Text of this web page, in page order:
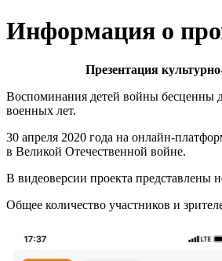
Информация о
Презентация
Воспоминания детей войны бесценны
военных лет.
30 апреля 2020 года на онлайн-
в Великой Отечественной войне.
В видеоверсии проекта представлены
Общее количество участников и